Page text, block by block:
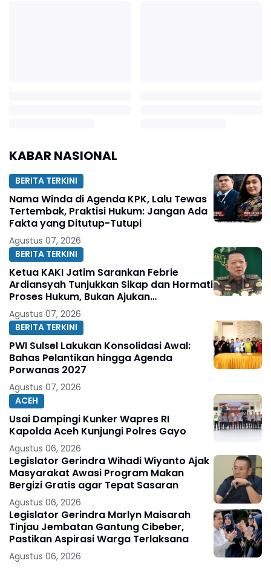
KABAR NASIONAL
BERITA TERKINI
Nama Winda di Agenda KPK, Lalu Tewas
Tertembak, Praktisi Hukum: Jangan Ada
Fakta yang Ditutup-Tutupi
Agustus 07, 2026
BERITA TERKINI
Ketua KAKI Jatim Sarankan Febrie
Ardiansyah Tunjukkan Sikap dan Hormati
Proses Hukum, Bukan Ajukan
Praperadilan
Agustus 07, 2026
BERITA TERKINI
PWI Sulsel Lakukan Konsolidasi Awal:
Bahas Pelantikan hingga Agenda
Porwanas 2027
Agustus 07, 2026
ACEH
Usai Dampingi Kunker Wapres RI
Kapolda Aceh Kunjungi Polres Gayo
Agustus 06, 2026
Legislator Gerindra Wihadi Wiyanto Ajak
Masyarakat Awasi Program Makan
Bergizi Gratis agar Tepat Sasaran
Agustus 06, 2026
Legislator Gerindra Marlyn Maisarah
Tinjau Jembatan Gantung Cibeber,
Pastikan Aspirasi Warga Terlaksana
Agustus 06, 2026